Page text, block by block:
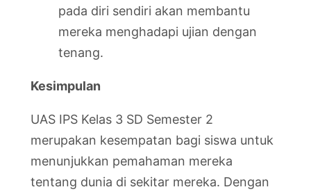
pada diri sendiri akan membantu
mereka menghadapi ujian dengan
tenang.
Kesimpulan
UAS IPS Kelas 3 SD Semester 2
merupakan kesempatan bagi siswa untuk
menunjukkan pemahaman mereka
tentang dunia di sekitar mereka. Dengan